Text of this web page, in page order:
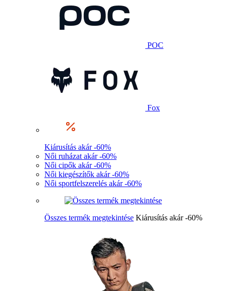
POC
Fox
Kiárusítás akár -60%
Női ruházat akár -60%
Női cipők akár -60%
Női kiegészítők akár -60%
Női sportfelszerelés akár -60%
Összes termék megtekintése Kiárusítás akár -60%